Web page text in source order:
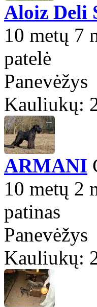
Aloiz Deli
10 metų 7
patelė
Panevėžys
Kauliukų:
ARMANI
10 metų 2
patinas
Panevėžys
Kauliukų: